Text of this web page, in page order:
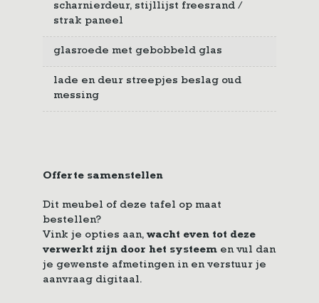
scharnierdeur, stijllijst freesrand /
strak paneel
glasroede met gebobbeld glas
lade en deur streepjes beslag oud
messing
Offerte samenstellen
Dit meubel of deze tafel op maat
bestellen?
Vink je opties aan, wacht even tot deze
verwerkt zijn door het systeem en vul dan
je gewenste afmetingen in en verstuur je
aanvraag digitaal.